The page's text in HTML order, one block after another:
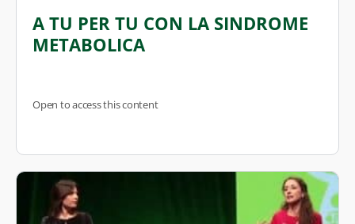
A TU PER TU CON LA SINDROME
METABOLICA
Open to access this content